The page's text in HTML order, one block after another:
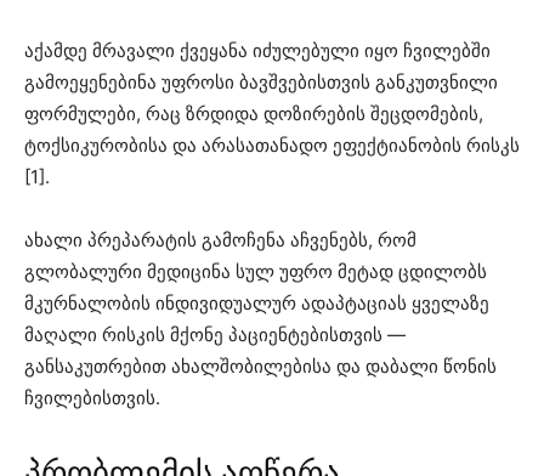
აქამდე მრავალი ქვეყანა იძულებული იყო ჩვილებში
გამოეყენებინა უფროსი ბავშვებისთვის განკუთვნილი
ფორმულები, რაც ზრდიდა დოზირების შეცდომების,
ტოქსიკურობისა და არასათანადო ეფექტიანობის რისკს
[1].
ახალი პრეპარატის გამოჩენა აჩვენებს, რომ
გლობალური მედიცინა სულ უფრო მეტად ცდილობს
მკურნალობის ინდივიდუალურ ადაპტაციას ყველაზე
მაღალი რისკის მქონე პაციენტებისთვის —
განსაკუთრებით ახალშობილებისა და დაბალი წონის
ჩვილებისთვის.